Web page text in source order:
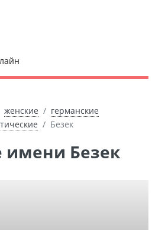
женские
германские
Безек
имени Безек